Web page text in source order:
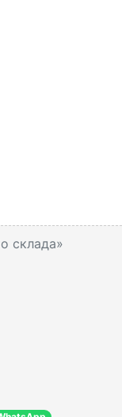
склада»